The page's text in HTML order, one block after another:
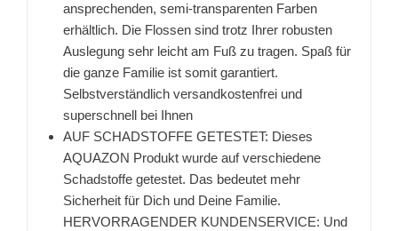
ansprechenden, semi-transparenten Farben
erhältlich. Die Flossen sind trotz Ihrer robusten
Auslegung sehr leicht am Fuß zu tragen. Spaß für
die ganze Familie ist somit garantiert.
Selbstverständlich versandkostenfrei und
superschnell bei Ihnen
AUF SCHADSTOFFE GETESTET: Dieses
AQUAZON Produkt wurde auf verschiedene
Schadstoffe getestet. Das bedeutet mehr
Sicherheit für Dich und Deine Familie.
HERVORRAGENDER KUNDENSERVICE: Und